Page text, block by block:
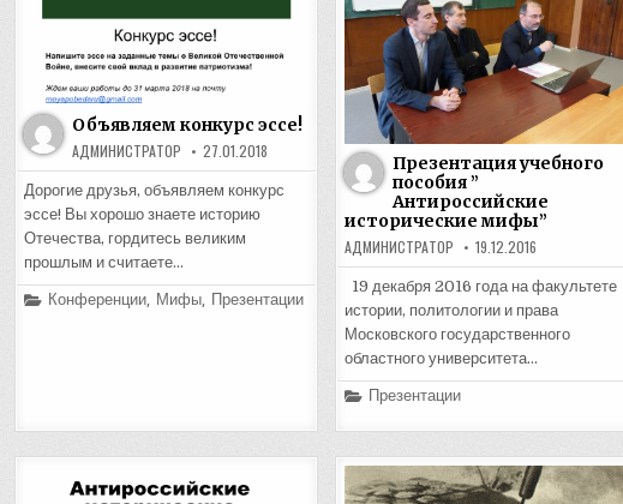
Объявляем конкурс эссе!
АДМИНИСТРАТОР 27.01.2018
Дорогие друзья, объявляем конкурс
эссе! Вы хорошо знаете историю
Отечества, гордитесь великим
прошлым и считаете…
Posted
Конференции, Мифы, Презентации
Презентация учебного
пособия ”
Антироссийские
исторические мифы”
АДМИНИСТРАТОР 19.12.2016
19 декабря 2016 года на факультете
истории, политологии и права
Московского государственного
областного университета…
Posted
in
Презентации